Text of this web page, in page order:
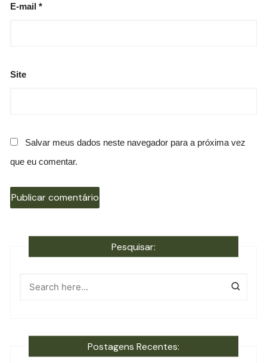
E-mail*
Site
Salvar meus dados neste navegador para a próxima vez
que eu comentar.
Pesquisar:
Postagens Recentes: